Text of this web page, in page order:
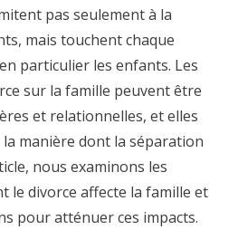
pas seulement à la
mais touchent chaque
particulier les enfants. Les
sur la famille peuvent être
et relationnelles, et elles
manière dont la séparation
nous examinons les
le divorce affecte la famille et
pour atténuer ces impacts.